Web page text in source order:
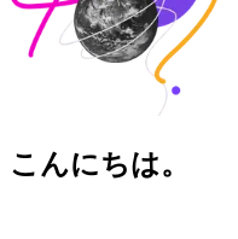
こんにちは。